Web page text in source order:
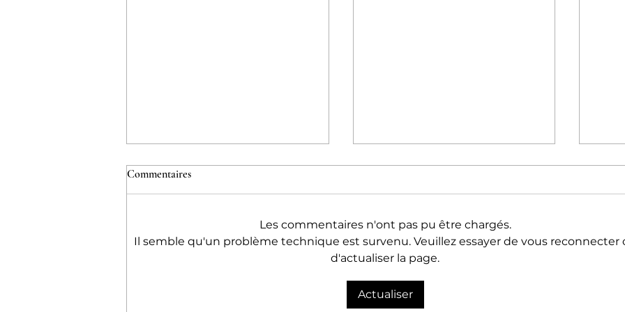
Êtes-vous concerné.e par le
trauma ?
Un
Commentaires
Les commentaires n'ont pas pu être chargés.
Il semble qu'un problème technique est survenu. Veuillez essayer de vous reconnecter
d'actualiser la page.
Actualiser